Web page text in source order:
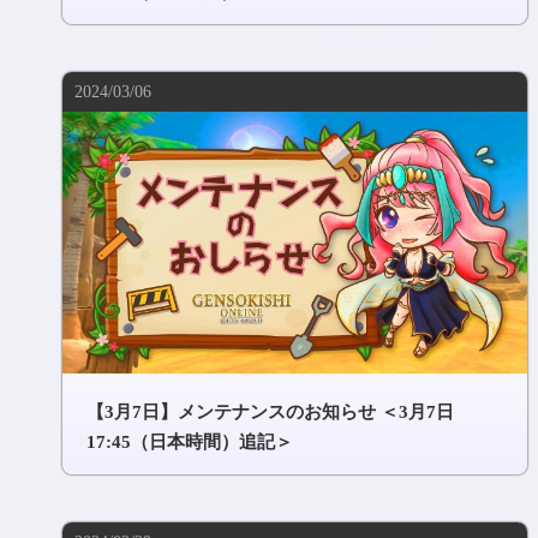
2024/03/06
【3月7日】メンテナンスのお知らせ ＜3月7日
17:45（日本時間）追記＞